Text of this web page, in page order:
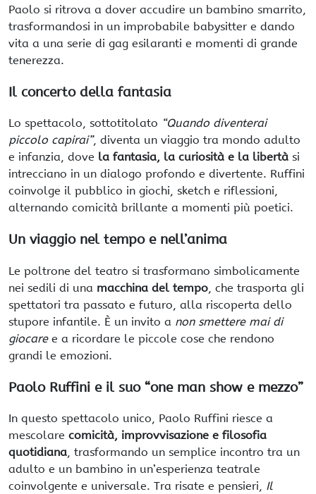
Paolo si ritrova a dover accudire un bambino smarrito,
trasformandosi in un improbabile babysitter e dando
vita a una serie di gag esilaranti e momenti di grande
tenerezza.
Il concerto della fantasia
Lo spettacolo, sottotitolato “Quando diventerai
piccolo capirai”, diventa un viaggio tra mondo adulto
e infanzia, dove la fantasia, la curiosità e la libertà si
intrecciano in un dialogo profondo e divertente. Ruffini
coinvolge il pubblico in giochi, sketch e riflessioni,
alternando comicità brillante a momenti più poetici.
Un viaggio nel tempo e nell’anima
Le poltrone del teatro si trasformano simbolicamente
nei sedili di una macchina del tempo, che trasporta gli
spettatori tra passato e futuro, alla riscoperta dello
stupore infantile. È un invito a non smettere mai di
giocaree a ricordare le piccole cose che rendono
grandi le emozioni.
Paolo Ruffini e il suo “one man show e mezzo”
In questo spettacolo unico, Paolo Ruffini riesce a
mescolare comicità, improvvisazione e filosofia
quotidiana, trasformando un semplice incontro tra un
adulto e un bambino in un’esperienza teatrale
coinvolgente e universale. Tra risate e pensieri, Il